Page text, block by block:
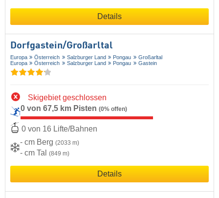
Details
Dorfgastein/​Großarltal
Europa Österreich Salzburger Land Pongau
Großarltal
Europa
Österreich Salzburger Land Pongau Gastein
Skigebiet geschlossen
0 von 67,5 km Pisten (0% offen)
0 von 16 Lifte/Bahnen
- cm Berg (2033 m)
- cm Tal (849 m)
Details